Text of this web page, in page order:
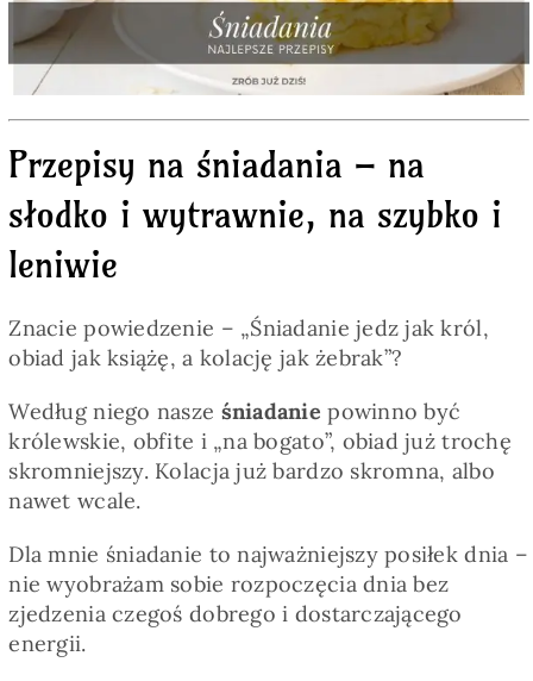
Pieczywo
Przetwory
Posiłki
Kuchnie świata
SKLEP
Polski
Przepisy na śniadania – na
słodko i wytrawnie, na szybko i
leniwie
Znacie powiedzenie – „Śniadanie jedz jak król,
obiad jak książę, a kolację jak żebrak”?
Według niego nasze śniadanie powinno być
królewskie, obfite i „na bogato”, obiad już trochę
skromniejszy. Kolacja już bardzo skromna, albo
nawet wcale.
Dla mnie śniadanie to najważniejszy posiłek dnia –
nie wyobrażam sobie rozpoczęcia dnia bez
zjedzenia czegoś dobrego i dostarczającego
energii.